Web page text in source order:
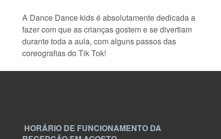
A Dance Dance kids é absolutamente dedicada a
fazer com que as crianças gostem e se divertiam
durante toda a aula, com alguns passos das
coreografias do Tik Tok!
HORÁRIO DE FUNCIONAMENTO DA